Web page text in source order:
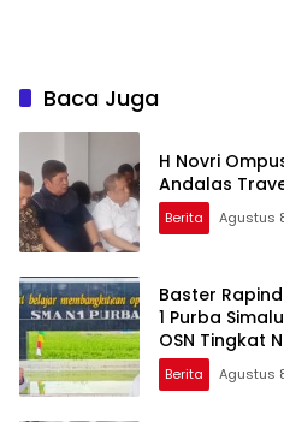
Baca Juga
H Novri
Andalas
Berita Agustus
Baster
1 Purba
OSN Tingkat
Berita Agustus